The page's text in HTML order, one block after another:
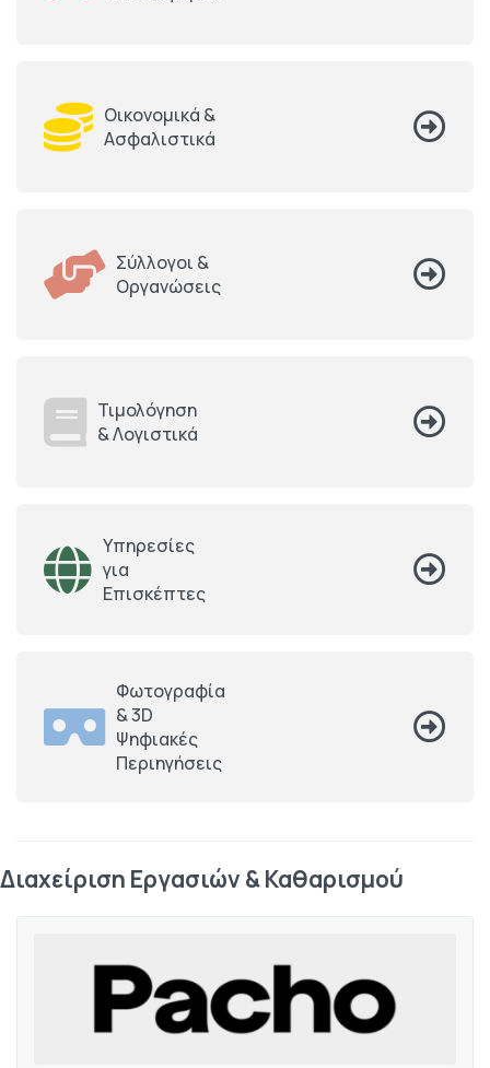
Οικονομικά &
Ασφαλιστικά
Σύλλογοι &
Οργανώσεις
Τιμολόγηση
& Λογιστικά
Υπηρεσίες
για
Επισκέπτες
Φωτογραφία
& 3D
Ψηφιακές
Περιηγήσεις
Διαχείριση Εργασιών & Καθαρισμού